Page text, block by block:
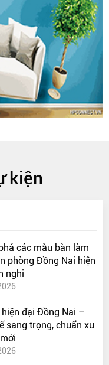
kiện
các mẫu bàn làm
phòng Đồng Nai hiện
nghi
hiện đại Đồng Nai –
sang trọng, chuẩn xu